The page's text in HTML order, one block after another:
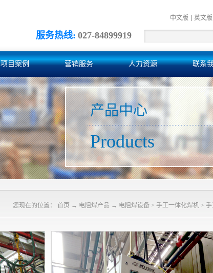
中文版 英文版
服务热线: 027-84899919
项目案例 营销服务 人力资源 联系
产品中心
Products
您现在的位置： 首页 → 电阻焊产品 → 电阻焊设备 > 手工一体化焊机 >